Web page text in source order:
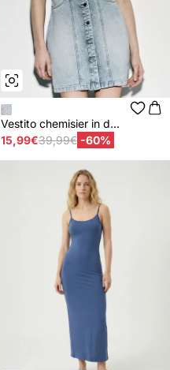
Vestito chemisier in d...
15,99€39,99€ -60%